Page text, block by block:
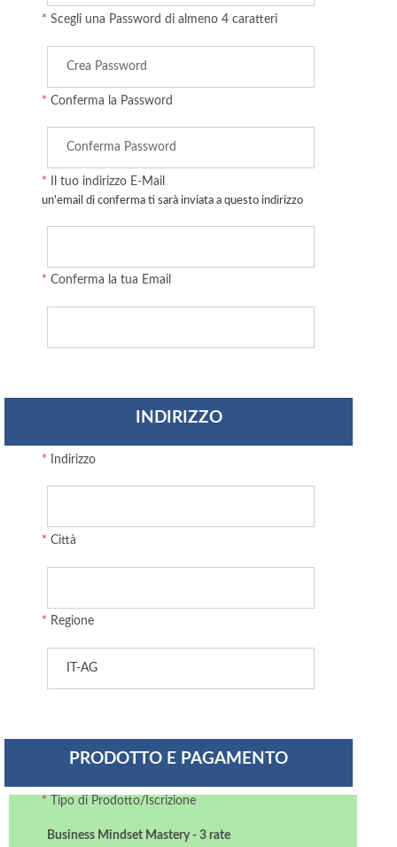
* Scegli una Password di almeno 4 caratteri
* Conferma la Password
* Il tuo indirizzo E-Mail
un'email di conferma ti sarà inviata a questo indirizzo
* Conferma la tua Email
INDIRIZZO
* Indirizzo
* Città
* Regione
PRODOTTO E PAGAMENTO
* Tipo di Prodotto/Iscrizione
Business Mindset Mastery - 3 rate